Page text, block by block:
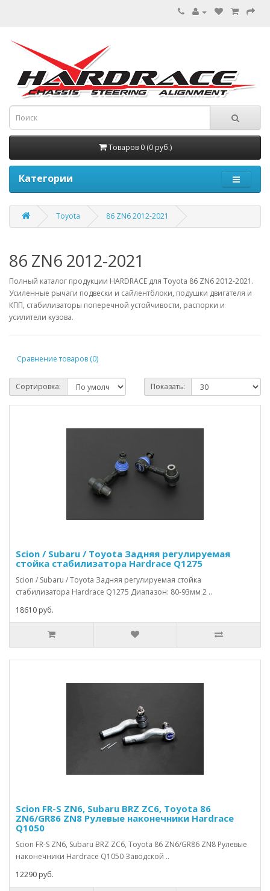
Товаров 0 (0 руб.)
Категории
Toyota 86 ZN6 2012-2021
86 ZN6 2012-2021
Полный каталог продукции HARDRACE для Toyota 86 ZN6 2012-2021.
Усиленные рычаги подвески и сайлентблоки, подушки двигателя и
КПП, стабилизаторы поперечной устойчивости, распорки и
усилители кузова.
Сравнение товаров (0)
Сортировка: Показать:
Scion / Subaru / Toyota Задняя регулируемая
стойка стабилизатора Hardrace Q1275
Scion / Subaru / Toyota Задняя регулируемая стойка
стабилизатора Hardrace Q1275 Диапазон: 80-93мм 2 ..
18610 руб.
Scion FR-S ZN6, Subaru BRZ ZC6, Toyota 86
ZN6/GR86 ZN8 Рулевые наконечники Hardrace
Q1050
Scion FR-S ZN6, Subaru BRZ ZC6, Toyota 86 ZN6/GR86 ZN8 Рулевые
наконечники Hardrace Q1050 Заводской ..
12290 руб.